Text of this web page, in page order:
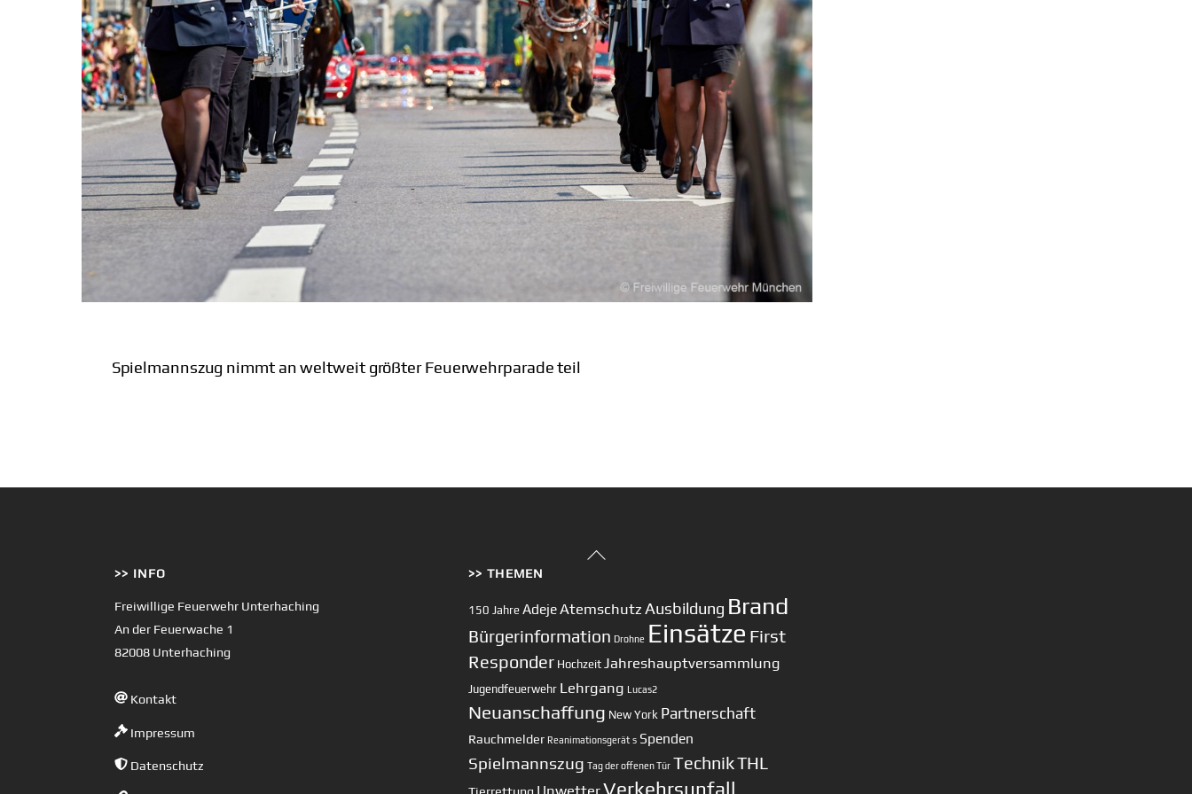
Spielmannszug nimmt an weltweit größter Feuerwehrparade teil
Back
>> INFO
Freiwillige Feuerwehr Unterhaching
An der Feuerwache 1
82008 Unterhaching
Kontakt
Impressum
Datenschutz
>> THEMEN
150 Jahre AdejeAtemschutz Ausbildung Brand
Bürgerinformation Drohne Einsätze First
Responder Hochzeit Jahreshauptversammlung
Jugendfeuerwehr Lehrgang Lucas2
Neuanschaffung New York Partnerschaft
Rauchmelder Reanimationsgerät s Spenden
Spielmannszug Tag der offenen Tür TechnikTHL
Tierrettung UnwetterVerkehrsunfall